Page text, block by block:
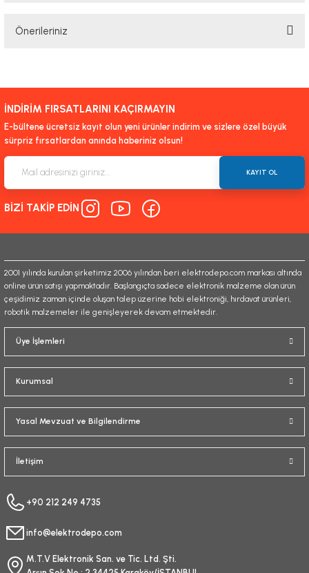
Önerileriniz
yetersiz gördüğünüz noktaları öneri formunu kullanarak tarafımıza
iletebilirsiniz.
Görüş ve önerileriniz için teşekkür ederiz.
Ürün açıklamasında eksik bilgiler bulunuyor.
Ürün bilgilerinde hatalar bulunuyor.
Ürün fiyatı diğer sitelerden daha pahalı.
Gönder
İNDİRİM FIRSATLARINI KAÇIRMAYIN
E-bültene ücretsiz kayıt olun yeni ürünler indirim ve sizlere özel büyük
sürpriz fırsatlardan anında haberiniz olsun!
KAYIT OL
BİZİ TAKİP EDİN
2001 yılında kurulan şirketimiz 2006 yılından beri elektrodepo.com markası altında
online ürün satışı yapmaktadır. Başlangıçta sadece elektronik malzeme olan ürün
çeşidimiz zaman içinde oluşan talep üzerine hobi elektroniği, hırdavat ürünleri,
robotik malzemeler ile genişleyerek devam etmektedir.
Üye İşlemleri
Kurumsal
Yasal Mevzuat ve Bilgilendirme
İletişim
+90 212 249 4735
info@elektrodepo.com
M.T.V Elektronik San. ve Tic. Ltd. Şti.